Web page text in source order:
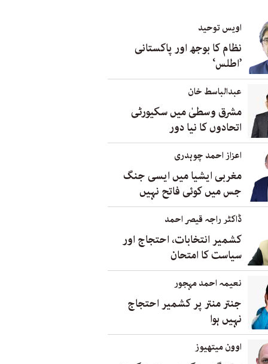
اویس توحید
نظام کا بوجھ اور پاکستانی
’اطلس‘
عبدالباسط خان
مشرق وسطیٰ میں سکیورٹی
اتحادوں کا نیا دور
اعزاز احمد چوہدری
مغربی ایشیا میں ایسی جنگ
جس میں کوئی فاتح نہیں
ڈاکٹر راجہ قیصر احمد
کشمیر انتخابات، احتجاج اور
سیاست کا امتحان
نعیمہ احمد مہجور
جنتر منتر پر کشمیر احتجاج
نہیں ہوا
اوون میتھیوز